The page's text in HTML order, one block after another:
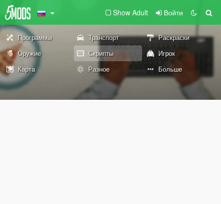
Show Adult Войти
Программы Транспорт
Раскраски
Оружие
Скрипты
Игрок
Карта
Разное Больше